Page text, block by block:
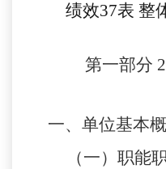
绩效37表 整
第一部分
一、单位基本
（一）职能